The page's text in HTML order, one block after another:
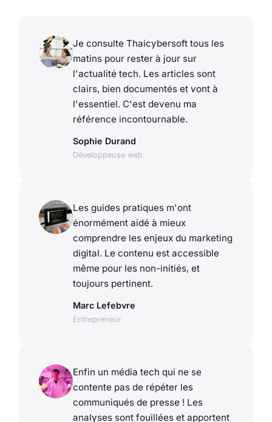
Je consulte Thaicybersoft tous les
matins pour rester à jour sur
l'actualité tech. Les articles sont
clairs, bien documentés et vont à
l'essentiel. C'est devenu ma
référence incontournable.
Sophie Durand
Développeuse web
Les guides pratiques m'ont
énormément aidé à mieux
comprendre les enjeux du marketing
digital. Le contenu est accessible
même pour les non-initiés, et
toujours pertinent.
Marc Lefebvre
Entrepreneur
Enfin un média tech qui ne se
contente pas de répéter les
communiqués de presse ! Les
analyses sont fouillées et apportent